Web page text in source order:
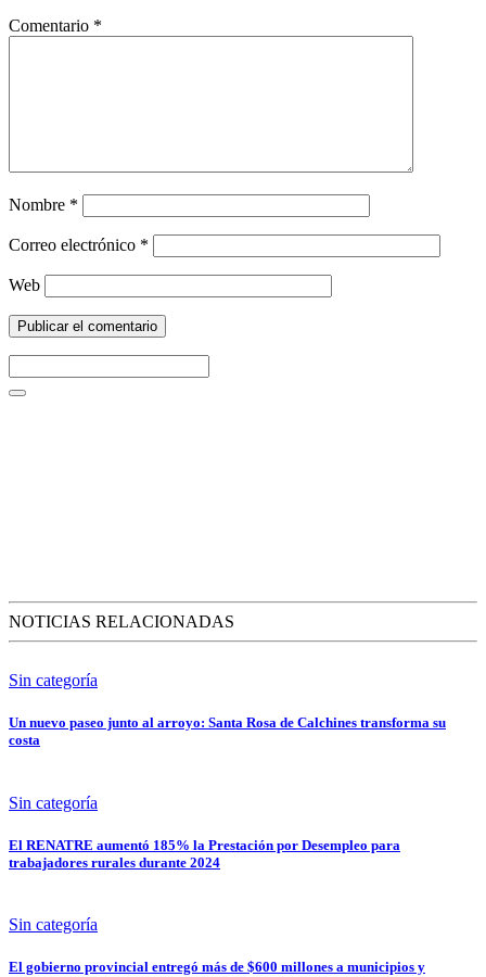
Comentario *
Nombre *
Correo electrónico *
Web
NOTICIAS RELACIONADAS
Sin categoría
Un nuevo paseo junto al arroyo: Santa Rosa de Calchines transforma su
costa
Sin categoría
El RENATRE aumentó 185% la Prestación por Desempleo para
trabajadores rurales durante 2024
Sin categoría
El gobierno provincial entregó más de $600 millones a municipios y